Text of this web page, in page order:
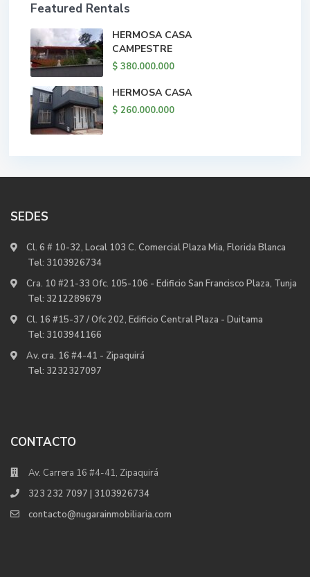
Featured Rentals
HERMOSA CASA
CAMPESTRE
$ 380.000.000
HERMOSA CASA
$ 260.000.000
SEDES
Cl. 6 # 10-32, Local 103 C. Comercial Plaza Mia, Florida Blanca
Tel: 3103926734
Cra. 10 #21-33 Ofc. 105-106 - Edificio San Francisco Plaza, Tunja
Tel: 3212289679
Cl. 16 #15-37 / Ofc 202, Edificio Central Plaza - Duitama
Tel: 3103941166
Av. cra. 16 #4-41 - Zipaquirá
Tel: 3232327097
CONTACTO
Av. Carrera 16 #4-41, Zipaquirá
323 232 7097 | 3103926734
contacto@nugarainmobiliaria.com